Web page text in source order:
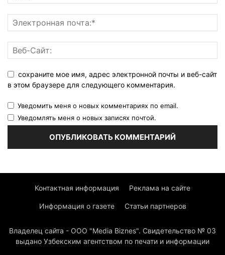
сохраните мое имя, адрес электронной почты и веб-сайт
в этом браузере для следующего комментария.
Уведомить меня о новых комментариях по email.
Уведомлять меня о новых записях почтой.
Контактная информация Реклама на сайте
Информация о газете Статьи партнеров
Владелец сайта - ООО "Media Biznes". Свидетельство № 03
выдано Узбекским агентством по печати и информации